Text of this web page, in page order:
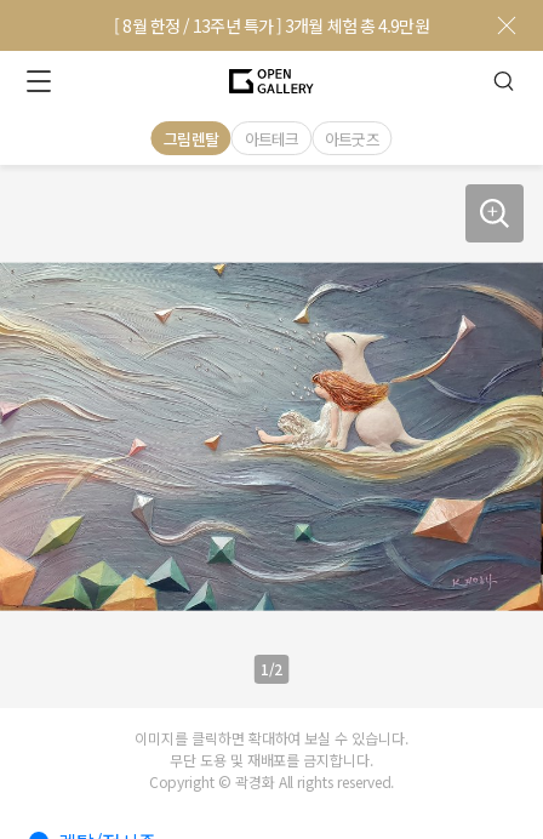
[ 8월 한정 / 13주년 특가 ] 3개월 체험 총 4.9만원
그림렌탈 아트테크 아트굿즈
1/2
이미지를 클릭하면 확대하여 보실 수 있습니다.
무단 도용 및 재배포를 금지합니다.
Copyright © 곽경화 All rights reserved.